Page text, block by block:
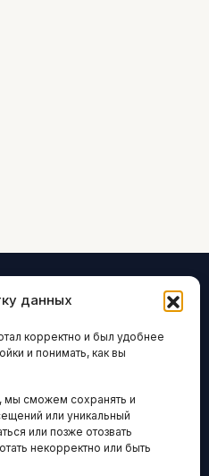
данных
корректно и был удобнее
и понимать, как вы
мы сможем сохранять и
или уникальный
или позже отозвать
некорректно или быть
IN
материалов